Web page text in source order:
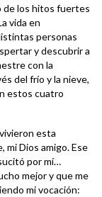
de los hitos fuertes
vida en
personas
y descubrir a
con la
del frío y la nieve,
estos cuatro
esta
mi Dios amigo. Ese
por mí…
mejor y que me
mi vocación: